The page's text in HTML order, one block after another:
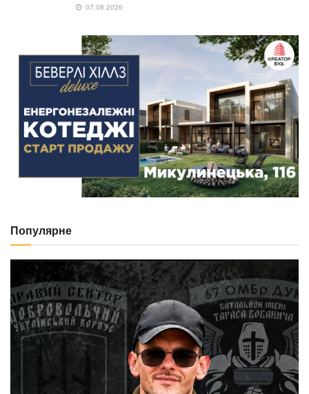
07.08.2026
Популярне